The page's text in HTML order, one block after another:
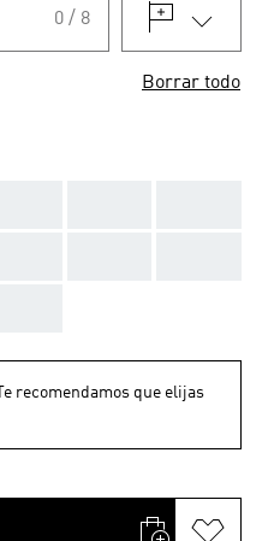
0 / 8
Borrar todo
Te recomendamos que elijas